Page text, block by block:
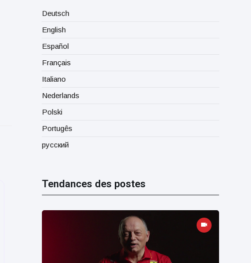
Deutsch
English
Español
Français
Italiano
Nederlands
Polski
Portugês
русский
Tendances des postes